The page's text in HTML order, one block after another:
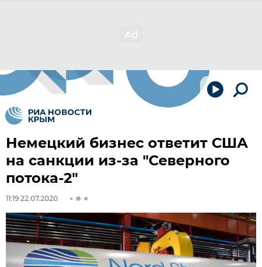
Немецкий бизнес ответит США
на санкции из-за "Северного
потока-2"
11:19 22.07.2020